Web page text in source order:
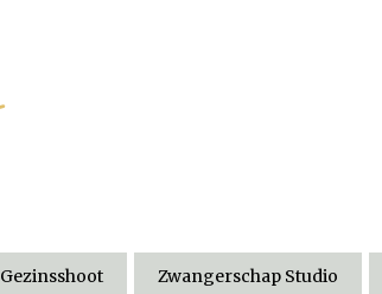
Gezinsshoot Zwangerschap Studio